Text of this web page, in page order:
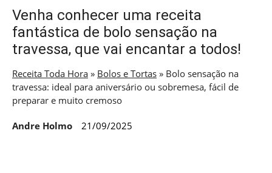
Venha conhecer uma receita
fantástica de bolo sensação na
travessa, que vai encantar a todos!
Receita Toda Hora » Bolos e Tortas » Bolo sensação na
travessa: ideal para aniversário ou sobremesa, fácil de
preparar e muito cremoso
Andre Holmo 21/09/2025